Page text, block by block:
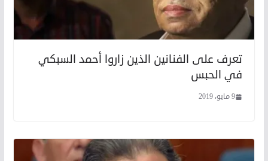
تعرف على الفنانين الذين زاروا أحمد السبكي
في الحبس
9 مايو، 2019